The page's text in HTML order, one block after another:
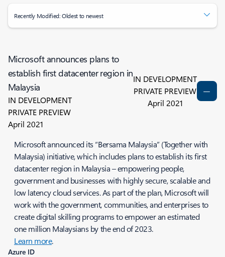
Recently Modified: Oldest to newest
Microsoft announces plans to
establish first datacenter region in
Malaysia
IN DEVELOPMENT
PRIVATE PREVIEW
April 2021
IN DEVELOPMENT
PRIVATE PREVIEW
April 2021
Microsoft announced its “Bersama Malaysia” (Together with
Malaysia) initiative, which includes plans to establish its first
datacenter region in Malaysia – empowering people,
government and businesses with highly secure, scalable and
low latency cloud services. As part of the plan, Microsoft will
work with the government, communities, and enterprises to
create digital skilling programs to empower an estimated
one million Malaysians by the end of 2023.
Learn more.
Azure ID